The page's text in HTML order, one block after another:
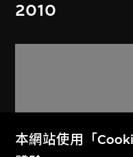
2010
本網站使用「